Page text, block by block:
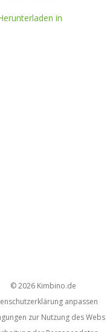
in
© 2026 kimbino.de
anpassen
zur Nutzung des Webs